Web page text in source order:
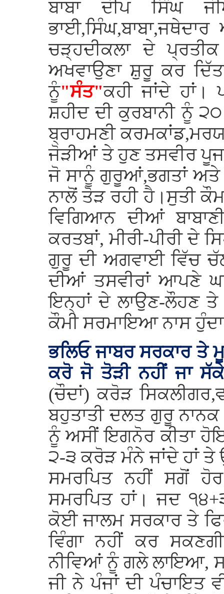
ਬਾਬਾ ਦੀਪ ਸਿੰਘ
ਚੜ੍ਹਦੀਕਲਾ ਦੇ
ਅਖਵਾਉਣਾ ਸ਼ੁਰੂ ਕਰ
ਨੂੰ"ਸੰਤ"ਕਹੀ ਜਾਂਦੇ ਹਾਂ।
ਸ਼ਹੀਦ ਦੀ ਕੁਰਬਾਨੀ ਨੂੰ
ਬ੍ਰਾਹਮਣੀ
ਜੋੜੀਆਂ ਤੇ ਹੁਣ ਤਸਵੀਰ
ਜੋ ਸਾਨੂੰ ਗੁਰੂਆਂ,ਭਗਤਾਂ ਅਤੇ
ਨਾਲੋਂ ਤੋੜ ਰਹੀ ਹੈ।ਸੁਤੀ
ਵਿਗਿਆਨ ਦੀਆਂ
ਕਰਤਬਾਂ, ਮੀਰੀ-ਪੀਰੀ ਦੇ
ਗੁਰੂ ਦੀ ਅਗਵਾਈ ਵਿੱਚ
ਦੀਆਂ ਤਸਵੀਰਾਂ ਆਪਣੇ
ਇਨ੍ਹਾਂ ਦੇ ਲਾਉਣ-ਲੌਹਣ
ਕੌਮੀ ਸਰਮਾਇਆ ਨਾਸ
ਭਲਿਓ ਜਾਬਰ ਸਰਕਾਰ ਤੇ
ਕਰੋ ਜੋ ਤੋੜੀ ਨਹੀਂ ਜਾ
(ਚੌਦਾਂ) ਕਰੋੜ
ਬਹੁਤਾਤੀ ਦਲਤ ਗੁਰੂ
ਨੂੰ ਅਸੀਂ ਇਗਨੋਰ ਕੀਤਾ
੨-੩ ਕਰੋੜ ਮੰਨੇ ਜਾਂਦੇ ਹਾਂ ਤੇ
ਸਮਰਪਿਤ ਨਹੀਂ ਸਗੋਂ
ਸਮਰਪਿਤ ਹਾਂ। ਜਦ
ਕੋਈ ਜਾਲਮ ਸਰਕਾਰ ਤੇ
ਵਿੰਗਾ ਨਹੀਂ ਕਰ
ਨੀਵਿਆਂ ਨੂੰ ਗਲੇ ਲਾਇਆ,
ਜੀ ਨੇ ਪੰਜਾਂ ਦੀ ਪੰਚਾਇਤ